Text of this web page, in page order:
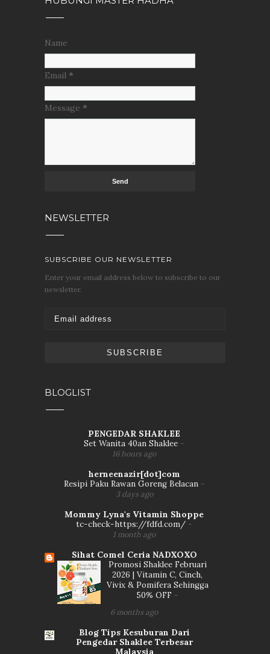
Name
Email *
Message *
NEWSLETTER
SUBSCRIBE OUR NEWSLETTER
Enter your email address below to subscribe to our
newsletter.
BLOGLIST
PENGEDAR SHAKLEE
Set Wanita 40an Shaklee -
16 hours ago
herneenazir[dot]com
Resipi Paku Rawan Goreng Belacan -
3 days ago
Mommy Lyna's Vitamin Shoppe
tc-check-https://fdfd.com/ -
1 month ago
Sihat Comel Ceria NADXOXO
Promosi Shaklee Februari
2026 | Vitamin C, Cinch,
Vivix & Pomifera Sehingga
50% OFF -
6 months ago
Blog Tips Kesuburan Dari
Pengedar Shaklee Terbesar
Malaysia